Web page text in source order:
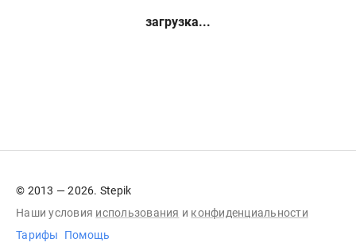
загрузка...
© 2013 — 2026. Stepik
Наши условия использования и конфиденциальности
Тарифы
Помощь